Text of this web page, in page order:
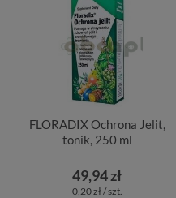
FLORADIX Ochrona Jelit,
tonik, 250 ml
49,94 zł
0,20 zł / szt.